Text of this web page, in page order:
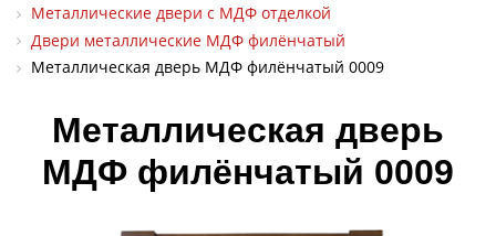
Металлические двери с МДФ отделкой
Двери металлические МДФ филёнчатый
Металлическая дверь МДФ филёнчатый 0009
Металлическая дверь
МДФ филёнчатый 0009